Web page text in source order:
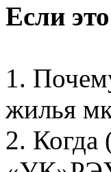
Если
1.
жилья
2. Когда